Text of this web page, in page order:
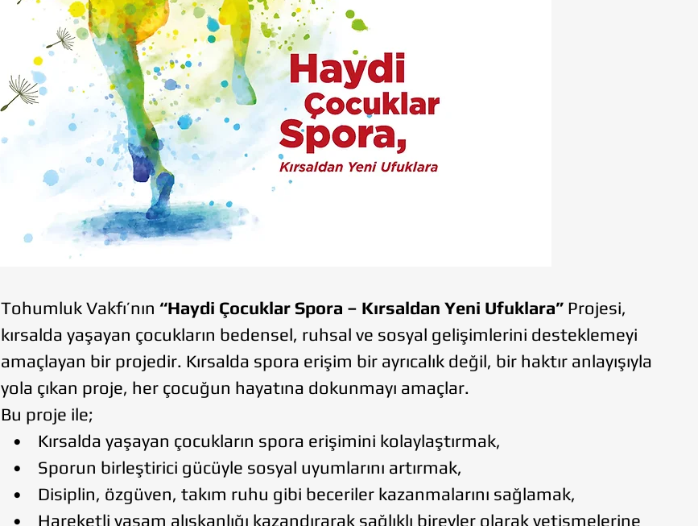
Tohumluk Vakfı’nın“Haydi Çocuklar Spora – Kırsaldan Yeni Ufuklara” Projesi,
kırsalda yaşayan çocukların bedensel, ruhsal ve sosyal gelişimlerini desteklemeyi
amaçlayan bir projedir. Kırsalda spora erişim bir ayrıcalık değil, bir haktır anlayışıyla
yola çıkan proje, her çocuğun hayatına dokunmayı amaçlar.
Bu proje ile;
• Kırsalda yaşayan çocukların spora erişimini kolaylaştırmak,
• Sporun birleştirici gücüyle sosyal uyumlarını artırmak,
• Disiplin, özgüven, takım ruhu gibi beceriler kazanmalarını sağlamak,
• Hareketli yaşam alışkanlığı kazandırarak sağlıklı bireyler olarak yetişmelerine